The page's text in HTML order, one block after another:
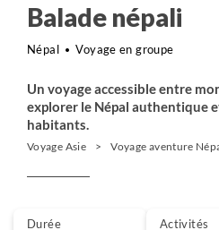
Balade népali
Népal Voyage en groupe
Un voyage accessible entre
explorer le Népal authentique
habitants.
Voyage Asie Voyage aventure
Durée Activités